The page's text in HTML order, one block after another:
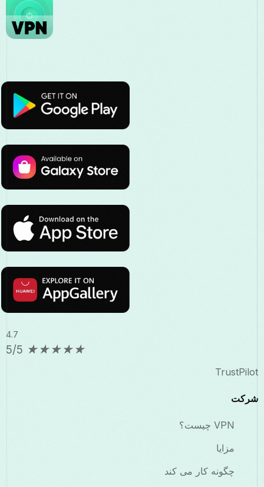
4.7
★
★
★
★
★
5/5
TrustPilot
شرکت
VPN چیست؟
مزایا
چگونه کار می کند